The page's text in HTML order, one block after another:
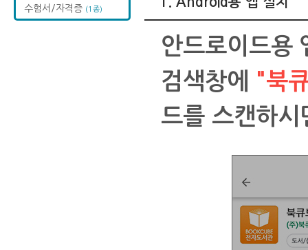
수험서/자격증 (1종)
안드로이드용
검색창에 "북
드를 스캔하